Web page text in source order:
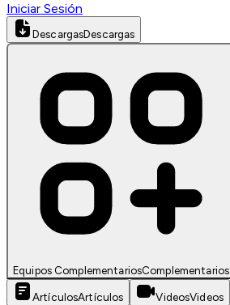
Iniciar Sesión
DescargasDescargas
Equipos ComplementariosComplementarios
ArtículosArtículos VideosVideos